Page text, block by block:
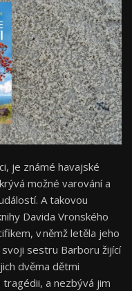
je známé havajské
možné varování a
A takovou
Davida Vronského
v němž letěla jeho
sestru Barboru žijící
dvěma dětmi
a nezbývá jim